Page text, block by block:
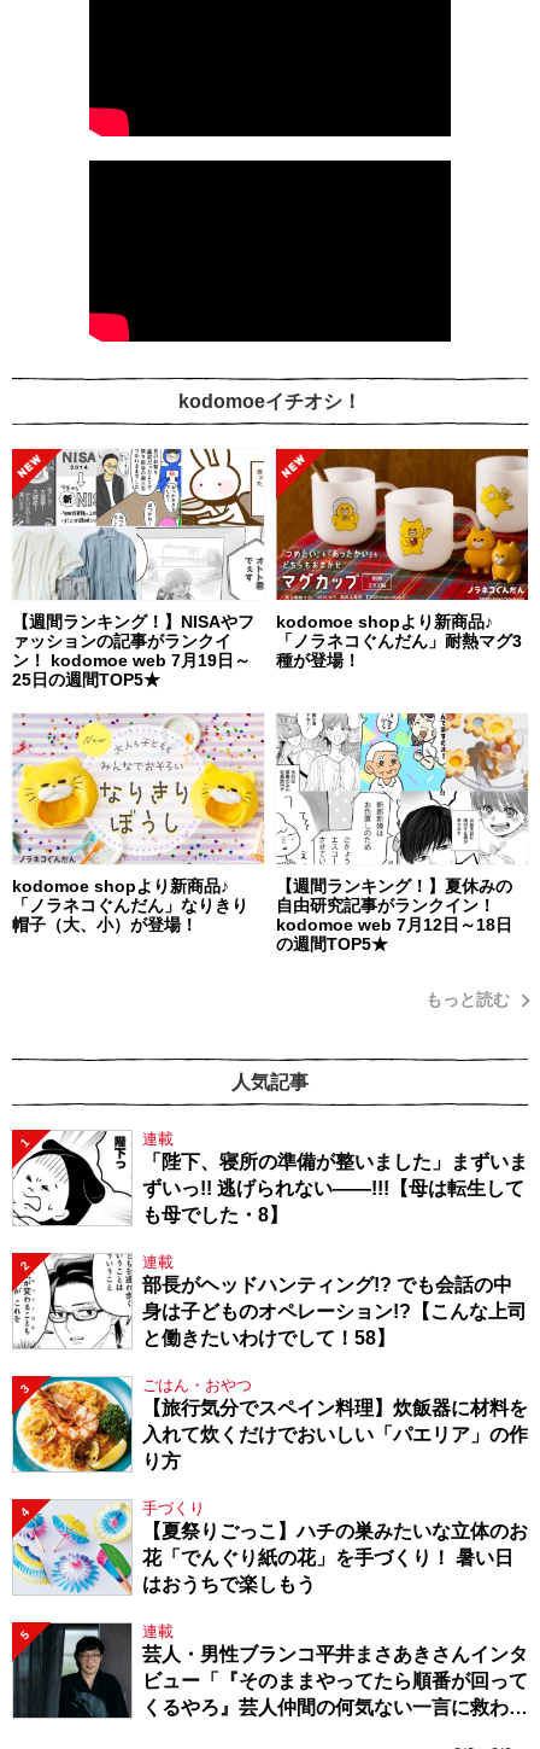
kodomoeイチオシ！
【週間ランキング！】NISAやフ
ァッションの記事がランクイ
ン！ kodomoe web 7月19日～
25日の週間TOP5★
kodomoe shopより新商品♪
「ノラネコぐんだん」耐熱マグ3
種が登場！
kodomoe shopより新商品♪
「ノラネコぐんだん」なりきり
帽子（大、小）が登場！
【週間ランキング！】夏休みの
自由研究記事がランクイン！
kodomoe web 7月12日～18日
の週間TOP5★
もっと読む
人気記事
1 連載
「陛下、寝所の準備が整いました」まずいま
ずいっ!! 逃げられない――!!!【母は転生して
も母でした・8】
2 連載
部長がヘッドハンティング!? でも会話の中
身は子どものオペレーション!?【こんな上司
と働きたいわけでして！58】
3 ごはん・おやつ
【旅行気分でスペイン料理】炊飯器に材料を
入れて炊くだけでおいしい「パエリア」の作
り方
4 手づくり
【夏祭りごっこ】ハチの巣みたいな立体のお
花「でんぐり紙の花」を手づくり！ 暑い日
はおうちで楽しもう
5 連載
芸人・男性ブランコ平井まさあきさんインタ
ビュー「『そのままやってたら順番が回って
くるやろ』芸人仲間の何気ない一言に救われ